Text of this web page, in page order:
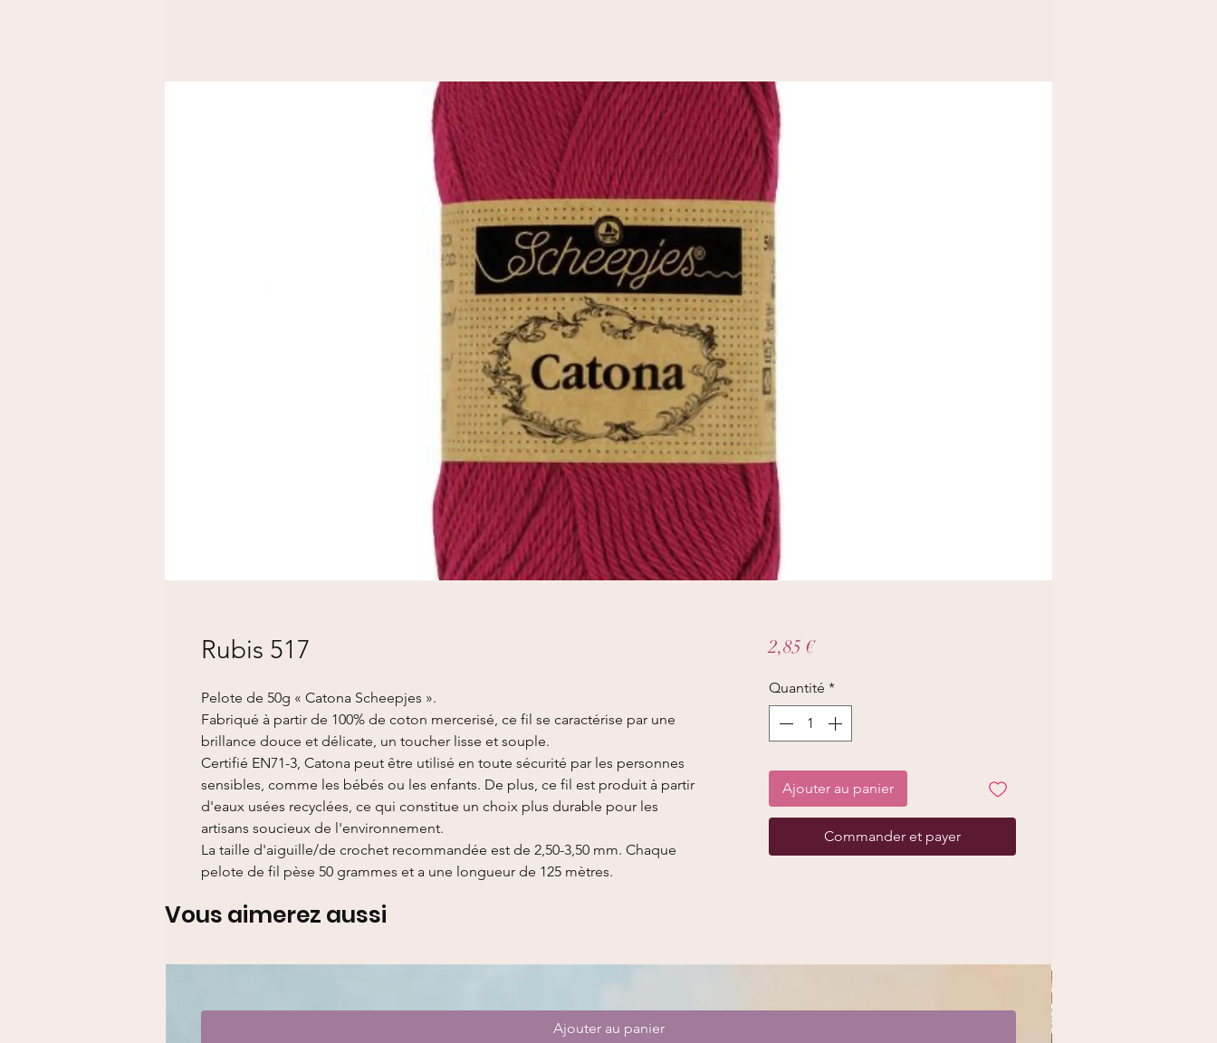
Rubis 517
Pelote de 50g « Catona Scheepjes ».
Fabriqué à partir de 100% de coton mercerisé, ce fil se caractérise par une
brillance douce et délicate, un toucher lisse et souple.
Certifié EN71-3, Catona peut être utilisé en toute sécurité par les personnes
sensibles, comme les bébés ou les enfants. De plus, ce fil est produit à partir
d'eaux usées recyclées, ce qui constitue un choix plus durable pour les
artisans soucieux de l'environnement.
La taille d'aiguille/de crochet recommandée est de 2,50-3,50 mm. Chaque
pelote de fil pèse 50 grammes et a une longueur de 125 mètres.
2,85 €Prix
Quantité *
Ajouter au panier
Commander et payer
Vous aimerez aussi
Ajouter au panier